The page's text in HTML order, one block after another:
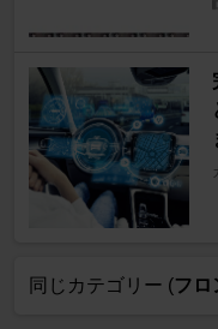
同じカテゴリー (フロ